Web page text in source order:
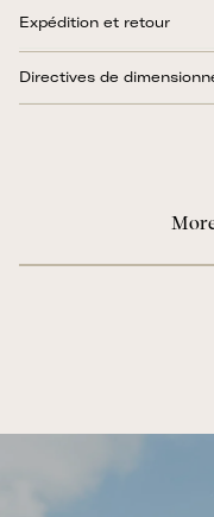
Expédition et retour
Directives de